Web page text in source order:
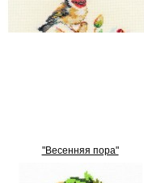
"Весенняя пора"